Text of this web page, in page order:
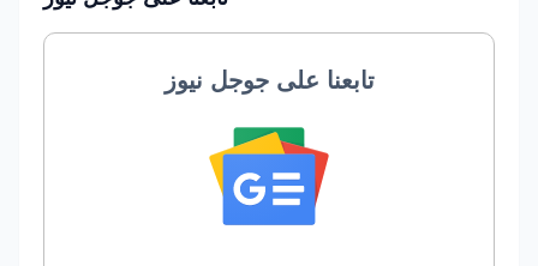
تابعنا على جوجل نيوز